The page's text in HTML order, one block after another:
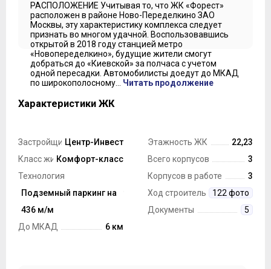
РАСПОЛОЖЕНИЕ Учитывая то, что ЖК «Форест»
расположен в районе Ново-Переделкино ЗАО
Москвы, эту характеристику комплекса следует
признать во многом удачной. Воспользовавшись
открытой в 2018 году станцией метро
«Новопеределкино», будущие жители смогут
добраться до «Киевской» за полчаса с учетом
одной пересадки. Автомобилисты доедут до МКАД
по широкополосному... Читать продолжение
Характеристики ЖК
ЗастройщикЦентр-Инвест
Класс жильяКомфорт-класс
Технология
строительства
Монолит
Парковка
Подземный паркинг на
436 м/м
До МКАД
6 км
Этажность ЖК
22,23
Всего корпусов
3
Корпусов в работе
3
Ход строительства122 фото
Документы
5